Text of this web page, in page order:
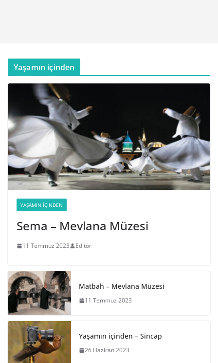
Yaşamın içinden
YAŞAMIN İÇINDEN
Sema – Mevlana Müzesi
11 Temmuz 2023 Editör
Matbah – Mevlana Müzesi
11 Temmuz 2023
Yaşamın içinden – Sincap
26 Haziran 2023